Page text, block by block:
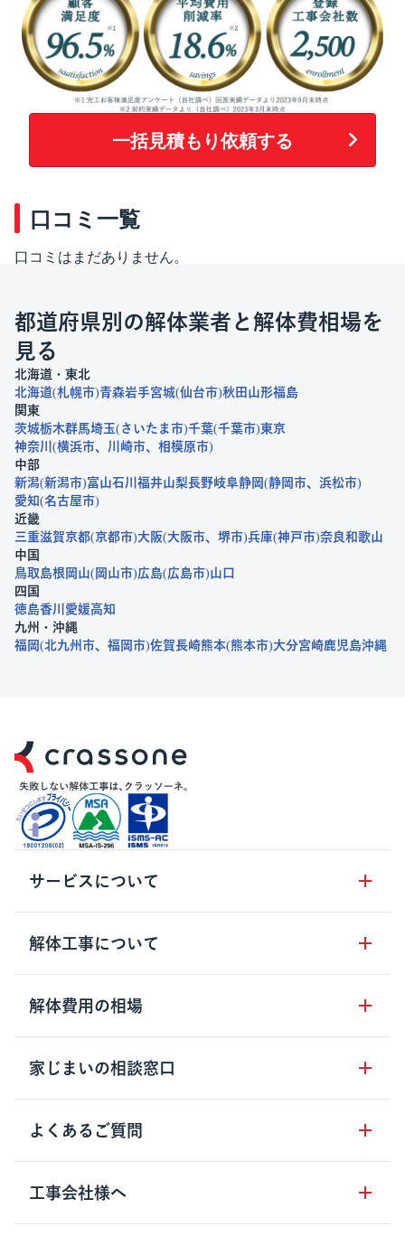
一括見積もり依頼する
口コミ一覧
口コミはまだありません。
都道府県別の解体業者と解体費相場を
見る
北海道・東北
北海道 札幌市 青森岩手宮城 仙台市 秋田 山形福島
関東
茨城栃木群馬埼玉 さいたま市 千葉 千葉市 東京
神奈川
横浜市 川崎市
相模原市
中部
新潟 新潟市 富山石川 福井山梨長野岐阜静岡 静岡市
浜松市
愛知 名古屋市
近畿
三重滋賀京都 京都市 大阪 大阪市 堺市 兵庫 神戸市 奈良和歌山
中国
鳥取 島根 岡山 岡山市 広島 広島市 山口
四国
徳島香川 愛媛高知
九州・沖縄
福岡 北九州市 福岡市 佐賀長崎熊本 熊本市 大分宮崎鹿児島沖縄
サービスについて
サービスの流れ
サービスのメリット
クラッソーネの自治体連携
お客さまの声
空き家の処分を検討のお客様へ
解体工事について
解体工事の基礎知識
解体工事に関わる法律
用語集
解体費用の相場
木造住宅の相場
鉄骨造住宅の相場
RC造住宅の相場
家じまいの相談窓口
家じまいの相談窓口
よくあるご質問
クラッソーネの利用方法
工事の進め方
工事会社様へ